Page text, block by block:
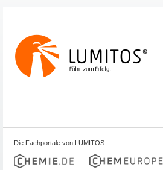
Die Fachportale von LUMITOS